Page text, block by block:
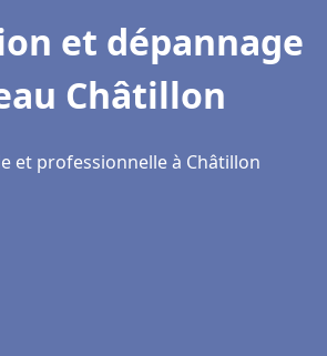
et dépannage
Châtillon
et professionnelle à Châtillon